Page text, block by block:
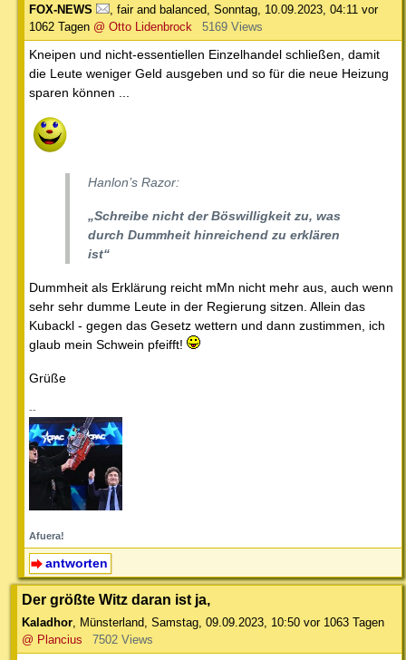
FOX-NEWS fair and balanced Sonntag, 10.09.2023, 04:11 vor
1062 Tagen @ Otto Lidenbrock 5169 Views
Kneipen und nicht-essentiellen Einzelhandel schließen, damit
die Leute weniger Geld ausgeben und so für die neue Heizung
sparen können ...
Hanlon’s Razor:
„Schreibe nicht der Böswilligkeit zu, was
durch Dummheit hinreichend zu erklären
ist“
Dummheit als Erklärung reicht mMn nicht mehr aus, auch wenn
sehr sehr dumme Leute in der Regierung sitzen. Allein das
Kubackl - gegen das Gesetz wettern und dann zustimmen, ich
glaub mein Schwein pfeifft!
Grüße
--
Afuera!
antworten
Der größte Witz daran ist ja,
Kaladhor Münsterland Samstag, 09.09.2023, 10:50 vor 1063 Tagen
@ Plancius
7502 Views